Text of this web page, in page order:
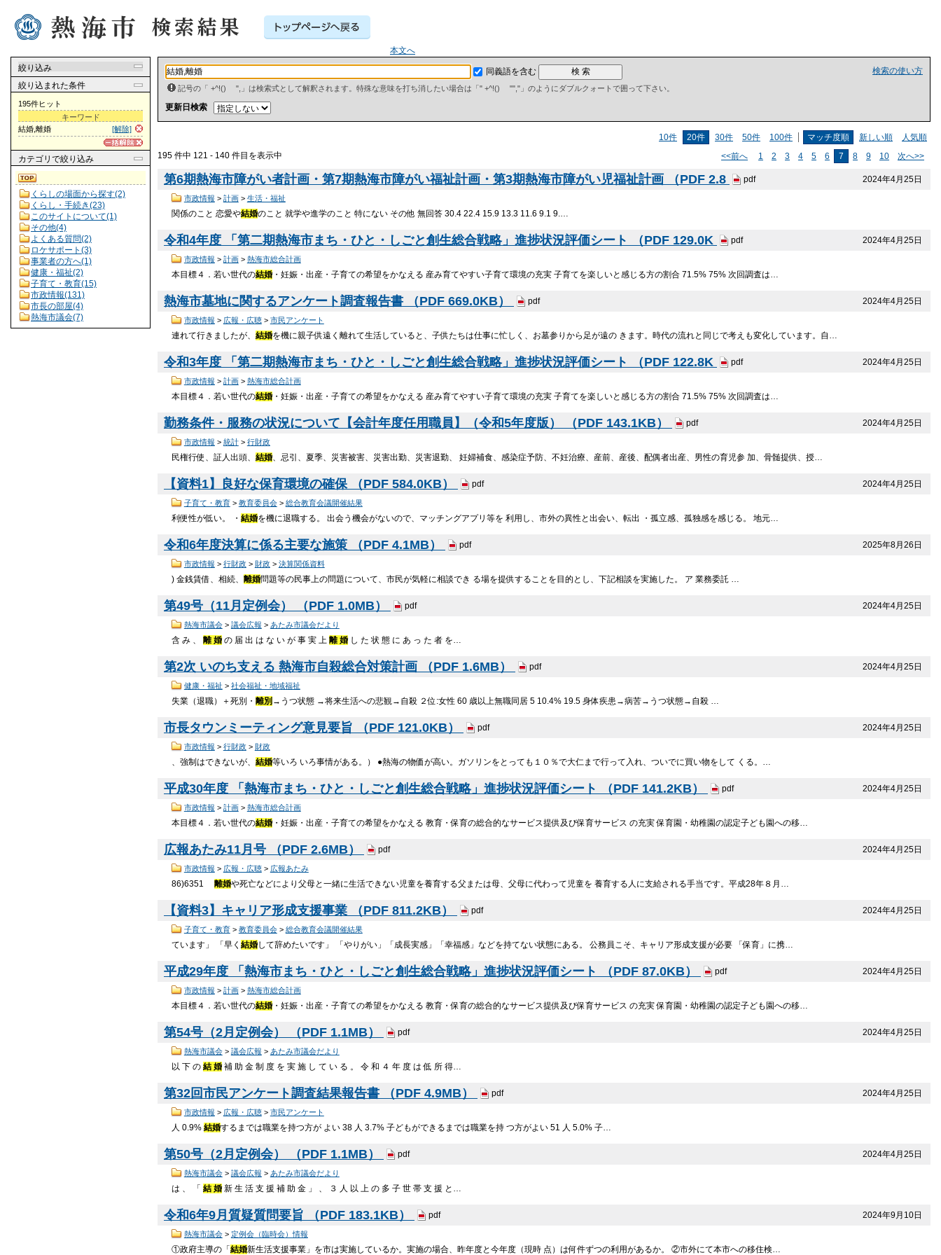
本文へ
絞り込み
絞り込まれた条件
195件ヒット
キーワード
[解除]
結婚,離婚
カテゴリ で絞り込み
くらしの場面から探す(2)
くらし・手続き(23)
このサイトについて(1)
その他(4)
よくある質問(2)
ロケサポート(3)
事業者の方へ(1)
健康・福祉(2)
子育て・教育(15)
市政情報(131)
市長の部屋(4)
熱海市議会(7)
検索の使い方
同義語を含む
記号の「 +^!() ",」は検索式として解釈されます。特殊な意味を打ち消したい場合は「" +^!() "","」のようにダブルクォートで囲って下さい。
更新日検索
10件 20件 30件 50件 100件 マッチ度順 新しい順
人気順
195 件中 121 - 140 件目を表示中
<<前へ 1 2 3 4 5 6 7 8 9 10 次へ>>
2024年4月25日
第6期熱海市障がい者計画・第7期熱海市障がい福祉計画・第3期熱海市障がい児福祉計画 （PDF 2.8 pdf
市政情報 > 計画> 生活・福祉
関係のこと 恋愛や結婚のこと 就学や進学のこと 特にない その他 無回答 30.4 22.4 15.9 13.3 11.6 9.1 9.…
2024年4月25日
令和4年度 「第二期熱海市まち・ひと・しごと創生総合戦略」進捗状況評価シート （PDF 129.0K pdf
市政情報 > 計画> 熱海市総合計画
本目標４．若い世代の結婚 ・妊娠・出産・子育ての希望をかなえる 産み育てやすい子育て環境の充実 子育てを楽しいと感じる方の割合 71.5% 75% 次回調査は…
2024年4月25日
熱海市墓地に関するアンケート調査報告書 （PDF 669.0KB） pdf
市政情報 > 広報・広聴> 市民アンケート
連れて行きましたが、結婚を機に親子供遠く離れて生活していると、子供たちは仕事に忙しく、お墓参りから足が遠の きます。時代の流れと同じで考えも変化しています。自…
2024年4月25日
令和3年度 「第二期熱海市まち・ひと・しごと創生総合戦略」進捗状況評価シート （PDF 122.8K pdf
市政情報 > 計画> 熱海市総合計画
本目標４．若い世代の結婚 ・妊娠・出産・子育ての希望をかなえる 産み育てやすい子育て環境の充実 子育てを楽しいと感じる方の割合 71.5% 75% 次回調査は…
2024年4月25日
勤務条件・服務の状況について【会計年度任用職員】（令和5年度版） （PDF 143.1KB） pdf
市政情報 > 統計> 行財政
民権行使、証人出頭、結婚、忌引、夏季、災害被害、災害出勤、災害退勤、 妊婦補食、感染症予防、不妊治療、産前、産後、配偶者出産、男性の育児参 加、骨髄提供、授…
2024年4月25日
【資料1】良好な保育環境の確保 （PDF 584.0KB） pdf
子育て・教育> 教育委員会> 総合教育会議開催結果
利便性が低い。 ・結婚を機に退職する。 出会う機会がないので、マッチングアプリ等を 利用し、市外の異性と出会い、転出 ・孤立感、孤独感を感じる。 地元…
2025年8月26日
令和6年度決算に係る主要な施策 （PDF 4.1MB） pdf
市政情報 > 行財政> 財政> 決算関係資料
) 金銭賃借、相続、離婚問題等の民事上の問題について、市民が気軽に相談でき る場を提供することを目的とし、下記相談を実施した。 ア 業務委託 …
2024年4月25日
第49号（11月定例会） （PDF 1.0MB） pdf
熱海市議会> 議会広報 > あたみ市議会だより
含 み 、離 婚 の 届 出 は な い が 事 実 上離 婚 し た 状 態 に あ っ た 者 を…
2024年4月25日
第2次 いのち支える 熱海市自殺総合対策計画 （PDF 1.6MB） pdf
健康・福祉 > 社会福祉・地域福祉
失業（退職）＋死別・離別 →うつ状態 →将来生活への悲観→自殺 ２位:女性 60 歳以上無職同居 5 10.4% 19.5 身体疾患→病苦→うつ状態→自殺 …
2024年4月25日
市長タウンミーティング意見要旨 （PDF 121.0KB） pdf
市政情報 > 行財政> 財政
、強制はできないが、結婚等いろ いろ事情がある。） ●熱海の物価が高い。ガソリンをとっても１０％で大仁まで行って入れ、ついでに買い物をして くる。…
2024年4月25日
平成30年度 「熱海市まち・ひと・しごと創生総合戦略」進捗状況評価シート （PDF 141.2KB） pdf
市政情報 > 計画> 熱海市総合計画
本目標４．若い世代の結婚 ・妊娠・出産・子育ての希望をかなえる 教育・保育の総合的なサービス提供及び保育サービス の充実 保育園・幼稚園の認定子ども園への移…
2024年4月25日
広報あたみ11月号 （PDF 2.6MB） pdf
市政情報 > 広報・広聴> 広報あたみ
86)6351離婚や死亡などにより父母と一緒に生活できない児童を養育する父または母、父母に代わって児童を 養育する人に支給される手当です。平成28年８月…
2024年4月25日
【資料3】キャリア形成支援事業 （PDF 811.2KB） pdf
子育て・教育> 教育委員会> 総合教育会議開催結果
ています」 「早く結婚して辞めたいです」 「やりがい」「成長実感」「幸福感」などを持てない状態にある。 公務員こそ、キャリア形成支援が必要 「保育」に携…
2024年4月25日
平成29年度 「熱海市まち・ひと・しごと創生総合戦略」進捗状況評価シート （PDF 87.0KB） pdf
市政情報 > 計画> 熱海市総合計画
本目標４．若い世代の結婚 ・妊娠・出産・子育ての希望をかなえる 教育・保育の総合的なサービス提供及び保育サービス の充実 保育園・幼稚園の認定子ども園への移…
2024年4月25日
第54号（2月定例会） （PDF 1.1MB） pdf
熱海市議会> 議会広報 > あたみ市議会だより
以 下 の結 婚 補 助 金 制 度 を 実 施 し て い る 。 令 和 ４ 年 度 は 低 所 得…
2024年4月25日
第32回市民アンケート調査結果報告書 （PDF 4.9MB） pdf
市政情報 > 広報・広聴> 市民アンケート
人 0.9%結婚するまでは職業を持つ方が よい 38 人 3.7% 子どもができるまでは職業を持 つ方がよい 51 人 5.0% 子…
2024年4月25日
第50号（2月定例会） （PDF 1.1MB） pdf
熱海市議会> 議会広報 > あたみ市議会だより
は 、 「結 婚 新 生 活 支 援 補 助 金 」 、 ３ 人 以 上 の 多 子 世 帯 支 援 と…
2024年9月10日
令和6年9月質疑質問要旨 （PDF 183.1KB） pdf
熱海市議会> 定例会（臨時会）情報
①政府主導の「結婚新生活支援事業」を市は実施しているか。実施の場合、昨年度と今年度（現時 点）は何件ずつの利用があるか。 ②市外にて本市への移住検…